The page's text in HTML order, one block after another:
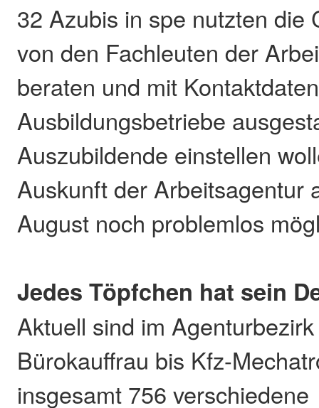
32 Azubis in spe nutzten die
von den Fachleuten der
beraten und mit
Ausbildungsbetriebe
Auszubildende einstellen
Auskunft der Arbeitsagentur
August noch problemlos
Jedes Töpfchen hat sein
Aktuell sind im
Bürokauffrau bis Kfz-
insgesamt 756 verschiedene